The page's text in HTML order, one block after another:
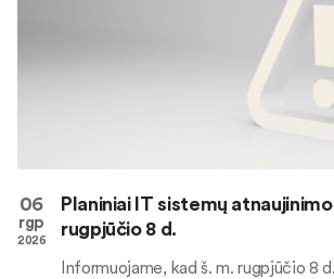
06
rgp
2026
Planiniai IT sistemų
rugpjūčio 8 d.
Informuojame, kad š. m. rugpjūčio 8